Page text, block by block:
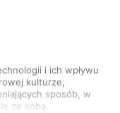
i ich wpływu
kulturze,
sposób, w
ze sobą.